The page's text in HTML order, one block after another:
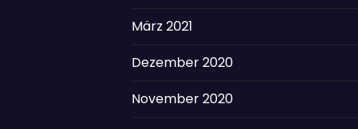
März 2021
Dezember 2020
November 2020